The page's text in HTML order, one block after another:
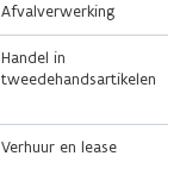
Afvalverwerking
Handel in
tweedehandsartikelen
Verhuur en lease